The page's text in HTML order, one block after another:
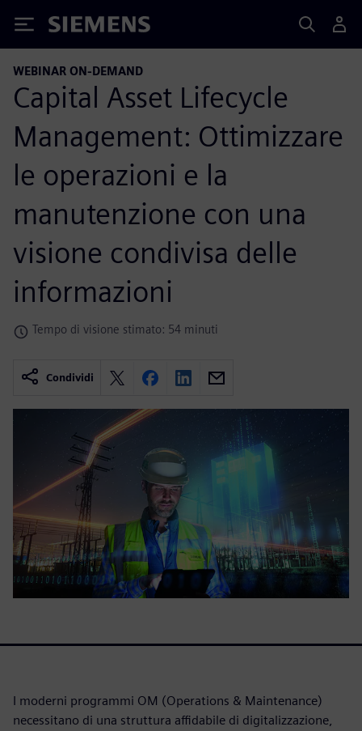
Siemens
WEBINAR ON-DEMAND
Capital Asset Lifecycle
Management: Ottimizzare
le operazioni e la
manutenzione con una
visione condivisa delle
informazioni
Tempo di visione stimato: 54 minuti
Condividi
I moderni programmi OM (Operations & Maintenance)
necessitano di una struttura affidabile di digitalizzazione,